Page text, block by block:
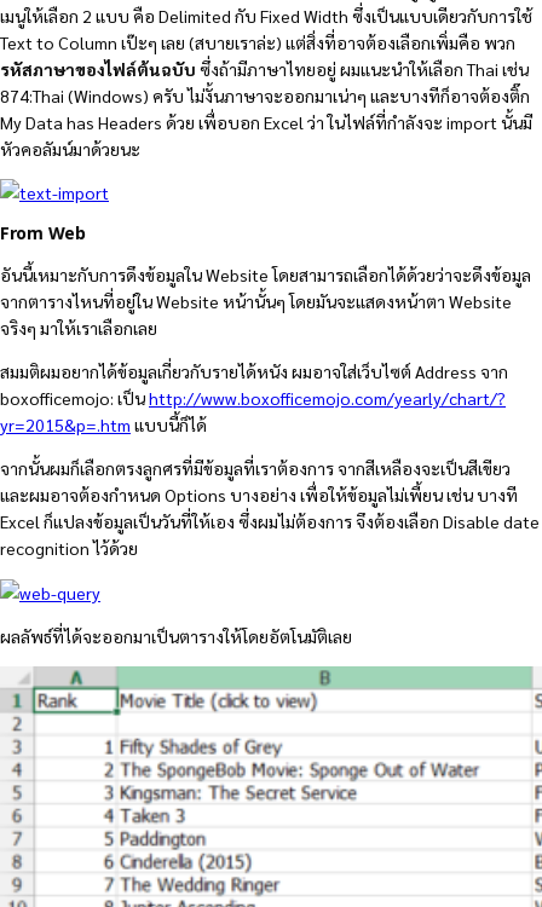
เมนูให้เลือก 2 แบบ คือ Delimited กับ Fixed Width ซึ่งเป็นแบบเดียวกับการใช้
Text to Column เป๊ะๆ เลย (สบายเราล่ะ) แต่สิ่งที่อาจต้องเลือกเพิ่มคือ พวก
รหัสภาษาของไฟล์ต้นฉบับ ซึ่งถ้ามีภาษาไทยอยู่ ผมแนะนำให้เลือก Thai เช่น
874:Thai (Windows) ครับ ไม่งั้นภาษาจะออกมาเน่าๆ และบางทีก็อาจต้องติ๊ก
My Data has Headers ด้วย เพื่อบอก Excel ว่า ในไฟล์ที่กำลังจะ import นั้นมี
หัวคอลัมน์มาด้วยนะ
From Web
อันนี้เหมาะกับการดึงข้อมูลใน Website โดยสามารถเลือกได้ด้วยว่าจะดึงข้อมูล
จากตารางไหนที่อยู่ใน Website หน้านั้นๆ โดยมันจะแสดงหน้าตา Website
จริงๆ มาให้เราเลือกเลย
สมมติผมอยากได้ข้อมูลเกี่ยวกับรายได้หนัง ผมอาจใส่เว็บไซต์ Address จาก
boxofficemojo: เป็นhttp://www.boxofficemojo.com/yearly/chart/?
yr=2015&p=.htm แบบนี้ก็ได้
จากนั้นผมก็เลือกตรงลูกศรที่มีข้อมูลที่เราต้องการ จากสีเหลืองจะเป็นสีเขียว
และผมอาจต้องกำหนด Options บางอย่าง เพื่อให้ข้อมูลไม่เพี้ยน เช่น บางที
Excel ก็แปลงข้อมูลเป็นวันที่ให้เอง ซึ่งผมไม่ต้องการ จึงต้องเลือก Disable date
recognition ไว้ด้วย
ผลลัพธ์ที่ได้จะออกมาเป็นตารางให้โดยอัตโนมัติเลย